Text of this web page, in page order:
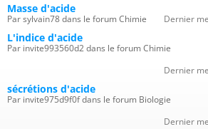
Masse d'acide
Par sylvain78 dans le forum Chimie Dernier
L'indice d'acide
Par invite993560d2 dans le forum Chimie
Dernier
sécrétions d'acide
Par invite975d9f0f dans le forum Biologie
Dernier